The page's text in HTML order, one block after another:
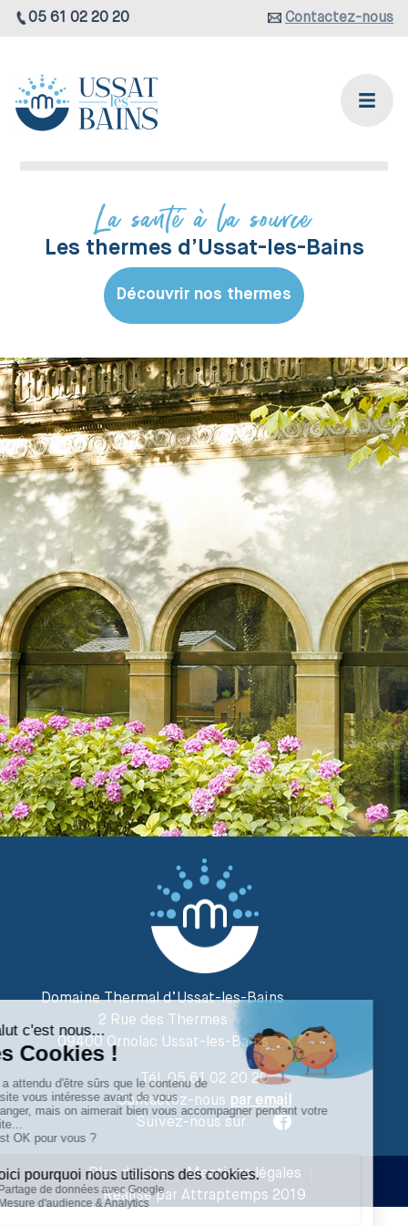
05 61 02 20 20 Contactez-nous
La santé à la source
Les thermes d’Ussat-les-Bains
Découvrir nos thermes
Domaine Thermal d’Ussat-les-Bains
2 Rue des Thermes
09400 Ornolac Ussat-les-Bains
Tél. 05 61 02 20 20
Contactez-nous par email
Suivez-nous sur
Plan du site | Mentions légales
Réalisé par Attraptemps 2019